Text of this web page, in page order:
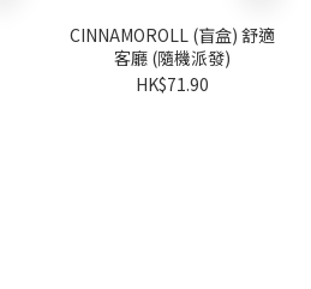
CINNAMOROLL (盲盒) 舒適
客廳 (隨機派發)
HK$71.90